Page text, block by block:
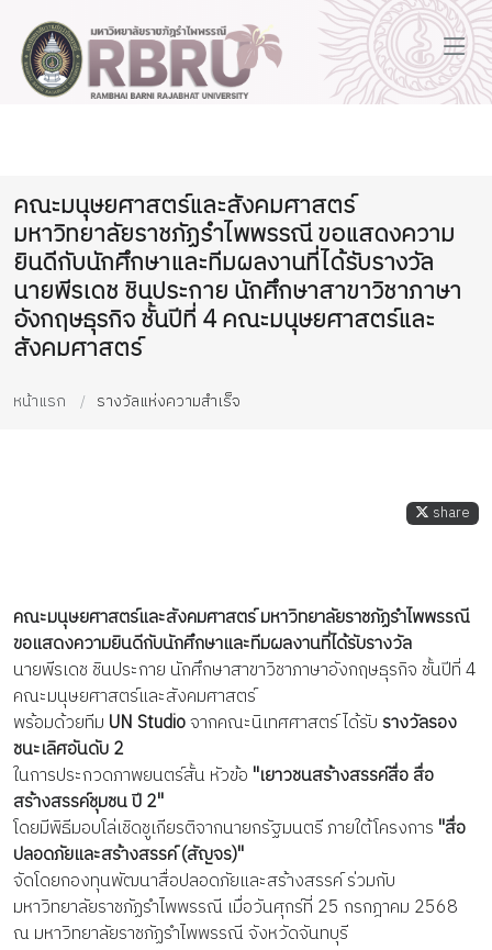
คณะมนุษยศาสตร์และสังคมศาสตร์
มหาวิทยาลัยราชภัฏรำไพพรรณี ขอแสดงความ
ยินดีกับนักศึกษาและทีมผลงานที่ได้รับรางวัล
นายพีรเดช ชินประกาย นักศึกษาสาขาวิชาภาษา
อังกฤษธุรกิจ ชั้นปีที่ 4 คณะมนุษยศาสตร์และ
สังคมศาสตร์
หน้าแรก รางวัลแห่งความสำเร็จ
share
คณะมนุษยศาสตร์และสังคมศาสตร์ มหาวิทยาลัยราชภัฏรำไพพรรณี
ขอแสดงความยินดีกับนักศึกษาและทีมผลงานที่ได้รับรางวัล
นายพีรเดช ชินประกาย นักศึกษาสาขาวิชาภาษาอังกฤษธุรกิจ ชั้นปีที่ 4
คณะมนุษยศาสตร์และสังคมศาสตร์
พร้อมด้วยทีม UN Studioจากคณะนิเทศศาสตร์ ได้รับ รางวัลรอง
ชนะเลิศอันดับ 2
ในการประกวดภาพยนตร์สั้น หัวข้อ "เยาวชนสร้างสรรค์สื่อ สื่อ
สร้างสรรค์ชุมชน ปี 2"
โดยมีพิธีมอบโล่เชิดชูเกียรติจากนายกรัฐมนตรี ภายใต้โครงการ "สื่อ
ปลอดภัยและสร้างสรรค์ (สัญจร)"
จัดโดยกองทุนพัฒนาสื่อปลอดภัยและสร้างสรรค์ ร่วมกับ
มหาวิทยาลัยราชภัฏรำไพพรรณี เมื่อวันศุกร์ที่ 25 กรกฎาคม 2568
ณ มหาวิทยาลัยราชภัฏรำไพพรรณี จังหวัดจันทบุรี